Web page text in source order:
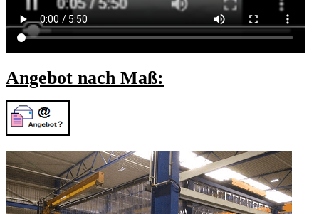
Angebot nach Maß: